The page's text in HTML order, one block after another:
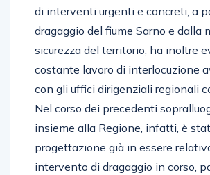
di interventi urgenti e concreti, a
dragaggio del fiume Sarno e dalla
sicurezza del territorio, ha inoltre
costante lavoro di interlocuzione
con gli uffici dirigenziali regionali
Nel corso dei precedenti
insieme alla Regione, infatti, è
progettazione già in essere
intervento di dragaggio in corso,